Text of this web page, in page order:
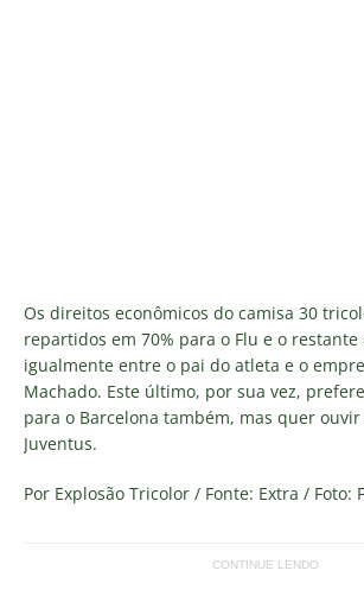
Os direitos econômicos do camisa 30
repartidos em 70% para o Flu e o
igualmente entre o pai do atleta e o
Machado. Este último, por sua vez,
para o Barcelona também, mas quer
Juventus.
Por Explosão Tricolor / Fonte: Extra / Foto:
CONTINUE LENDO